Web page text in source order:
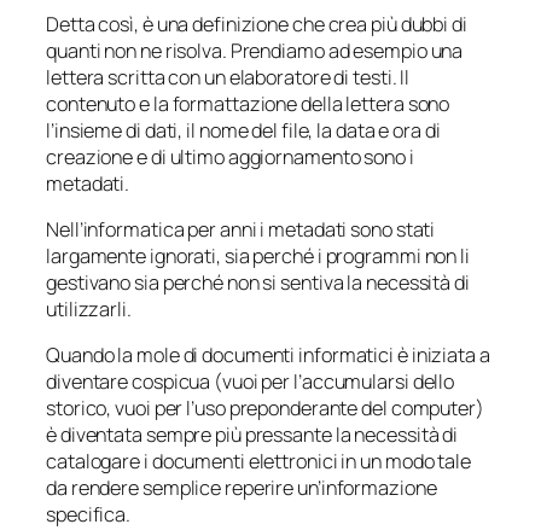
Detta così, è una definizione che crea più dubbi di
quanti non ne risolva. Prendiamo ad esempio una
lettera scritta con un elaboratore di testi. Il
contenuto e la formattazione della lettera sono
l’insieme di dati, il nome del file, la data e ora di
creazione e di ultimo aggiornamento sono i
metadati.
Nell’informatica per anni i metadati sono stati
largamente ignorati, sia perché i programmi non li
gestivano sia perché non si sentiva la necessità di
utilizzarli.
Quando la mole di documenti informatici è iniziata a
diventare cospicua (vuoi per l’accumularsi dello
storico, vuoi per l’uso preponderante del computer)
è diventata sempre più pressante la necessità di
catalogare i documenti elettronici in un modo tale
da rendere semplice reperire un’informazione
specifica.